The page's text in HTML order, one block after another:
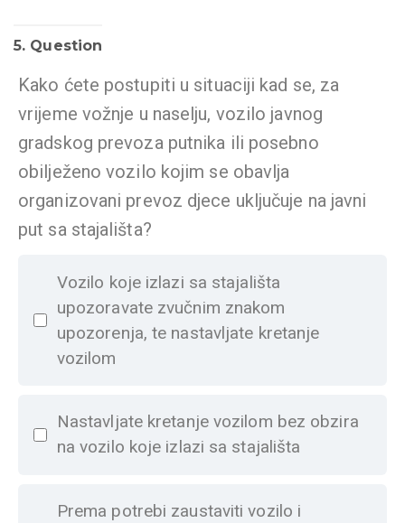
5. Question
Kako ćete postupiti u situaciji kad se, za
vrijeme vožnje u naselju, vozilo javnog
gradskog prevoza putnika ili posebno
obilježeno vozilo kojim se obavlja
organizovani prevoz djece uključuje na javni
put sa stajališta?
Vozilo koje izlazi sa stajališta
upozoravate zvučnim znakom
upozorenja, te nastavljate kretanje
vozilom
Nastavljate kretanje vozilom bez obzira
na vozilo koje izlazi sa stajališta
Prema potrebi zaustaviti vozilo i